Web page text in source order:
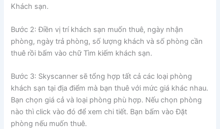
Khách sạn.
Bước 2: Điền vị trí khách sạn muốn thuê, ngày nhận
phòng, ngày trả phòng, số lượng khách và số phòng cần
thuê rồi bấm vào chữ Tìm kiếm khách sạn.
Bước 3: Skyscanner sẽ tổng hợp tất cả các loại phòng
khách sạn tại địa điểm mà bạn thuê với mức giá khác nhau.
Bạn chọn giá cả và loại phòng phù hợp. Nếu chọn phòng
nào thì click vào đó để xem chi tiết. Bạn bấm vào Đặt
phòng nếu muốn thuê.